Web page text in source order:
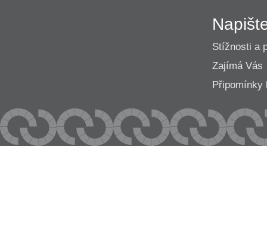
Stížnosti a
Zajímá Vás
Připomínky